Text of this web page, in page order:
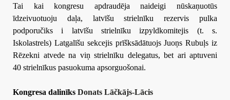
Tai kai kongresu apdraudēja naideigi nūskaņuotūs
īdzeivuotuoju daļa, latvīšu strielnīku rezervis pulka
podporučiks i latvīšu strielnīku izpyldkomitejis (t. s.
Iskolastrels) Latgalīšu sekcejis prīšksādātuojs Juoņs Rubuļs iz
Rēzekni atvede na viņ strielnīku delegatus, bet ari aptuveni
40 strielnīkus pasuokuma apsorguošonai.
Kongresa dalinīks Donats Lāčkājs-Lācis